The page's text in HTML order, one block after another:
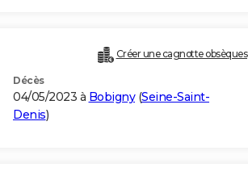
Créer une cagnotte obsèques
Décès
04/05/2023 à Bobigny(Seine-Saint-
Denis)